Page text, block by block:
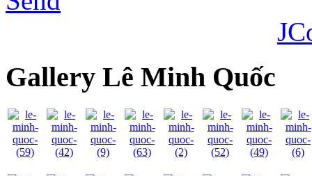
Gallery Lê Minh Quốc